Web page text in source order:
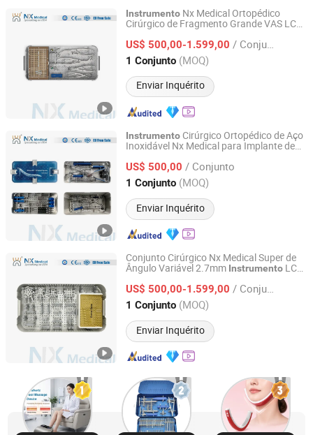
Instrumento Nx Medical Ortopédico
Cirúrgico de Fragmento Grande VAS LCP
US$ 500,00-1.599,00 / Conjunto
1 Conjunto (MOQ)
Enviar Inquérito
Changzhou Nanxiang Medical Device Co., Ltd
Jiangsu, China Desde 2025
Instrumento Cirúrgico Ortopédico de Aço
Inoxidável Nx Medical para Implante de
US$ 500,00 / Conjunto
1 Conjunto (MOQ)
Enviar Inquérito
Changzhou Nanxiang Medical Device Co., Ltd
Jiangsu, China Desde 2025
Conjunto Cirúrgico Nx Medical Super de
Ângulo Variável 2.7mm Instrumento LCP
US$ 500,00-1.599,00 / Conjunto
1 Conjunto (MOQ)
Enviar Inquérito
Changzhou Nanxiang Medical Device Co., Ltd
Jiangsu, China Desde 2025